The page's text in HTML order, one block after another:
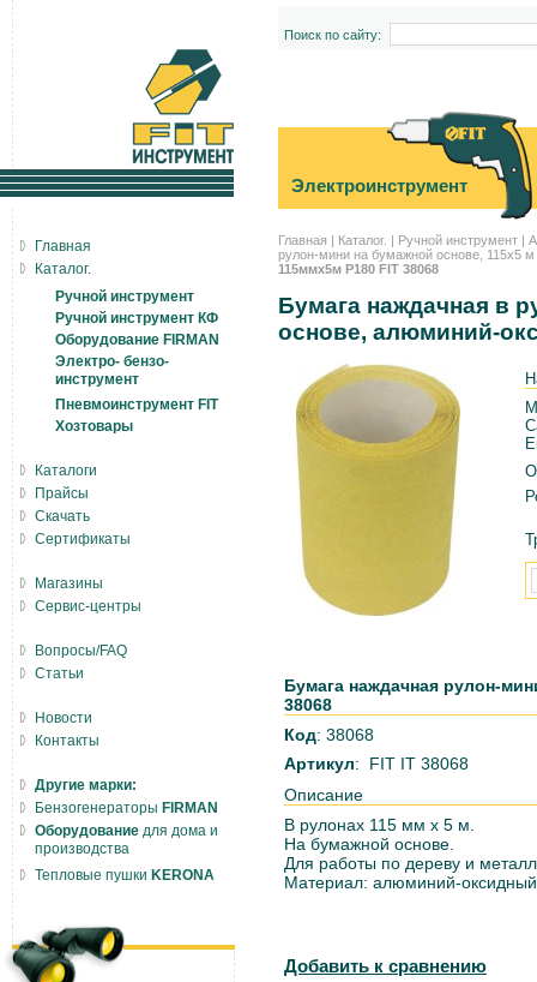
Поиск по сайту:
Электроинструмент
Главная | Каталог. | Ручной инструмент |
рулон-мини на бумажной основе, 115х5 м
115ммх5м Р180 FIT 38068
Бумага наждачная в
основе, алюминий-
Бумага наждачная рулон-
38068
Код: 38068
Артикул: FIT IT 38068
Описание
В рулонах 115 мм х 5 м.
На бумажной основе.
Для работы по дереву и
Материал: алюминий-
Добавить к сравнению
Главная
Каталог.
Ручной инструмент
Ручной инструмент КФ
Оборудование FIRMAN
Электро- бензо-
инструмент
Пневмоинструмент FIT
Хозтовары
Каталоги
Прайсы
Скачать
Сертификаты
Магазины
Сервис-центры
Вопросы/FAQ
Статьи
Новости
Контакты
Другие марки:
Бензогенераторы FIRMAN
Оборудование для дома и
производства
Тепловые пушки KERONA